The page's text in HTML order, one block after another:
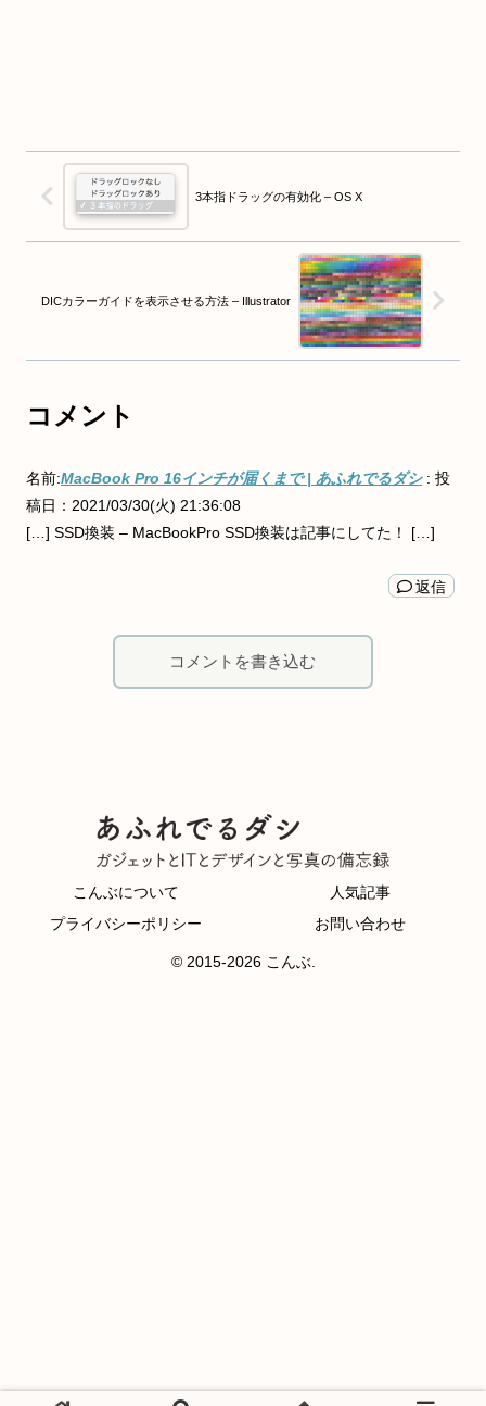
3本指ドラッグの有効化 – OS X
DICカラーガイドを表示させる方法 – Illustrator
コメント
名前:MacBook Pro 16インチが届くまで | あふれでるダシ: 投
稿日：2021/03/30(火) 21:36:08
[…] SSD換装 – MacBookPro SSD換装は記事にしてた！ […]
返信
コメントを書き込む
こんぶについて
人気記事
プライバシーポリシー
お問い合わせ
© 2015-2026 こんぶ.